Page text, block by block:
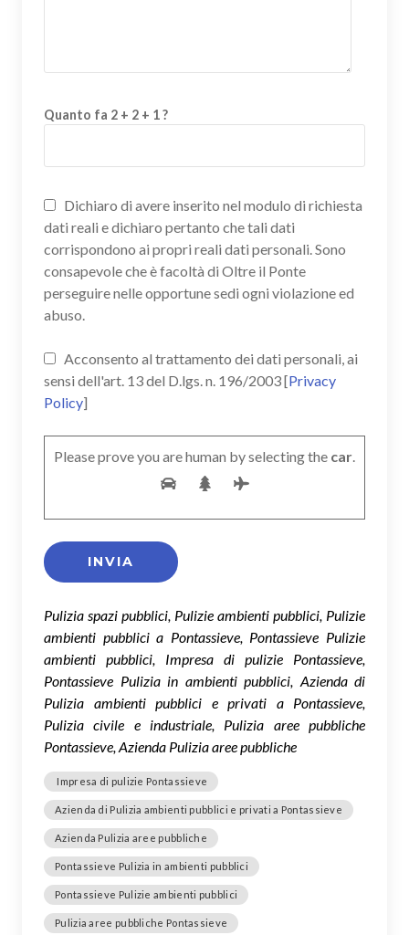
Quanto fa 2 + 2 + 1 ?
Dichiaro di avere inserito nel modulo di richiesta
dati reali e dichiaro pertanto che tali dati
corrispondono ai propri reali dati personali. Sono
consapevole che è facoltà di Oltre il Ponte
perseguire nelle opportune sedi ogni violazione ed
abuso.
Acconsento al trattamento dei dati personali, ai
sensi dell'art. 13 del D.lgs. n. 196/2003 [Privacy
Policy]
Please prove you are human by selecting the car.
Pulizia spazi pubblici, Pulizie ambienti pubblici, Pulizie
ambienti pubblici a Pontassieve, Pontassieve Pulizie
ambienti pubblici, Impresa di pulizie Pontassieve,
Pontassieve Pulizia in ambienti pubblici, Azienda di
Pulizia ambienti pubblici e privati a Pontassieve,
Pulizia civile e industriale, Pulizia aree pubbliche
Pontassieve, Azienda Pulizia aree pubbliche
Impresa di pulizie Pontassieve
Azienda di Pulizia ambienti pubblici e privati a Pontassieve
Azienda Pulizia aree pubbliche
Pontassieve Pulizia in ambienti pubblici
Pontassieve Pulizie ambienti pubblici
Pulizia aree pubbliche Pontassieve